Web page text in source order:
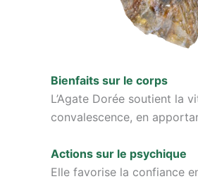
Bienfaits sur le corps
L’Agate Dorée soutient la
convalescence, en
Actions sur le psychique
Elle favorise la confiance